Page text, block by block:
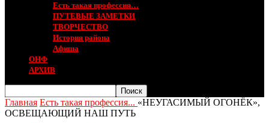
Есть такая профессия…
ПУТЕВЫЕ ЗАМЕТКИ
ТВОРЧЕСТВО
История района
Афиша
ОНФ
АРХИВ
Главная Есть такая профессия... «НЕУГАСИМЫЙ ОГОНЁК»,
ОСВЕЩАЮЩИЙ НАШ ПУТЬ